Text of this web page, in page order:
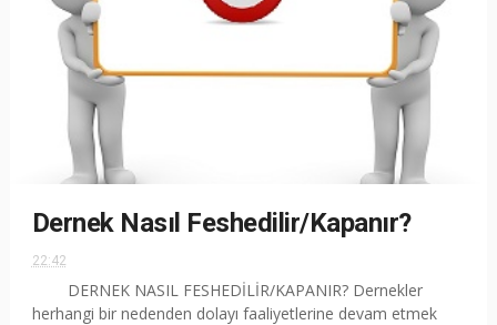
Dernek Nasıl Feshedilir/Kapanır?
22:42
DERNEK NASIL FESHEDİLİR/KAPANIR? Dernekler
herhangi bir nedenden dolayı faaliyetlerine devam etmek